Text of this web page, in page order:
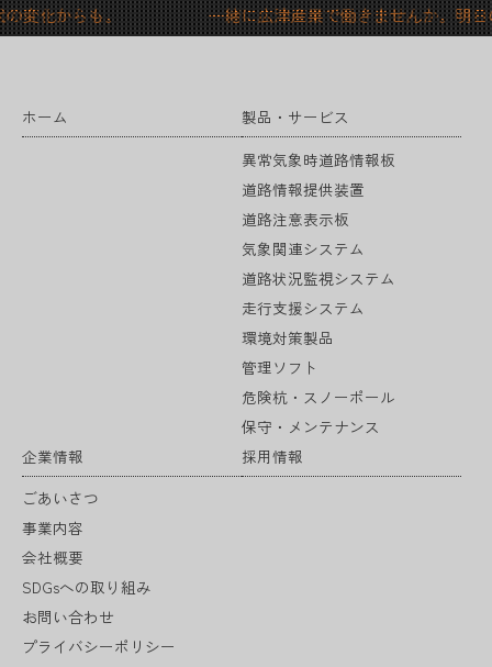
代の変化からも。 一緒に広津産業で働きませんか。
ホーム
製品・サービス
異常気象時道路情報板
道路情報提供装置
道路注意表示板
気象関連システム
道路状況監視システム
走行支援システム
環境対策製品
管理ソフト
危険杭・スノーポール
保守・メンテナンス
企業情報
ごあいさつ
事業内容
会社概要
SDGsへの取り組み
お問い合わせ
プライバシーポリシー
採用情報